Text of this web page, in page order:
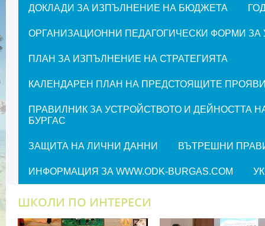
ДОКЛАДИ ЗА ИЗПЪЛНЕНИЕ НА БЮДЖЕТА
ОРГАНИЗАЦИОННИ ПЕДАГОГИЧЕСКИ ФОРМИ ЗА
ПЛАН ЗА ИЗПЪЛНЕНИЕ НА СТРАТЕГИЯТА
КАЛЕНДАРЕН ПЛАН НА ПРЕДСТОЯЩИТЕ ПРОЯВИ
ПРАВИЛНИК ЗА УСТРОЙСТВОТО И ДЕЙНОСТТА
БУРГАС
ЗАЩИТА НА ЛИЧНИ ДАННИ ВЪТРЕШНИ
ИНФОРМАЦИЯ ЗА WWW.ODK-BURGAS.COM
ШКОЛИ ПО ИНТЕРЕСИ